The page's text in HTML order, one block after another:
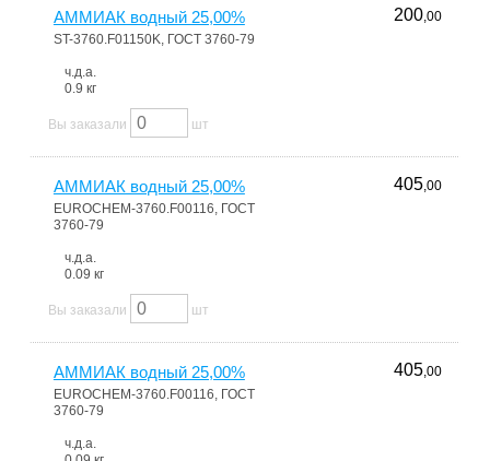
АММИАК водный 25,00%
ST-3760.F01150K, ГОСТ 3760-79
ч.д.а.
0.9 кг
200,00
Вы заказали шт
АММИАК водный 25,00%
EUROCHEM-3760.F00116, ГОСТ
3760-79
ч.д.а.
0.09 кг
405,00
Вы заказали шт
АММИАК водный 25,00%
EUROCHEM-3760.F00116, ГОСТ
3760-79
ч.д.а.
405,00